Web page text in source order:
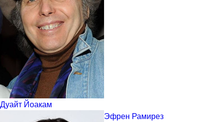
Дуайт Йоакам
Эфрен Рамирез